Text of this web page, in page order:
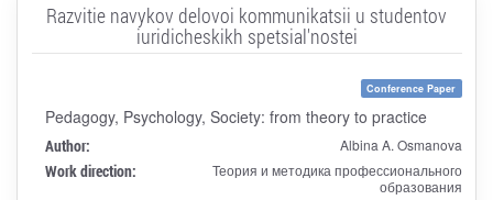
Razvitie navykov delovoi kommunikatsii u studentov
iuridicheskikh spetsial'nostei
Conference Paper
Pedagogy, Psychology, Society: from theory to practice
Author: Albina A. Osmanova
Work direction:
Теория и методика профессионального
образования